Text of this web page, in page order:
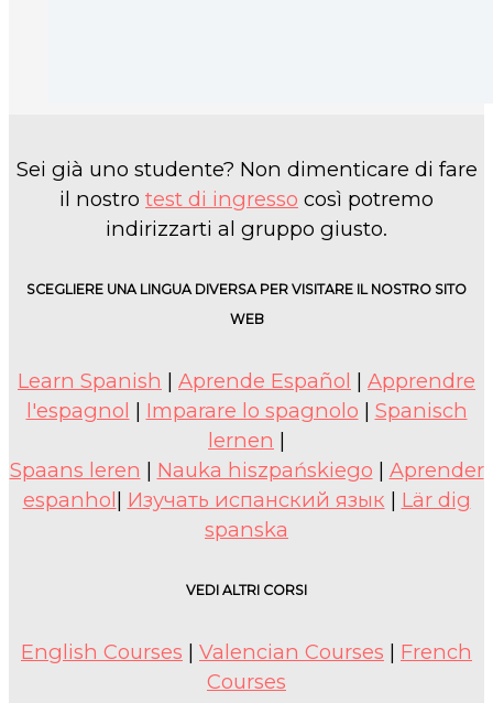
Sei già uno studente? Non dimenticare di fare
il nostro test di ingresso così potremo
indirizzarti al gruppo giusto.
SCEGLIERE UNA LINGUA DIVERSA PER VISITARE IL NOSTRO SITO
WEB
Learn Spanish | Aprende Español | Apprendre
l'espagnol | Imparare lo spagnolo | Spanisch
lernen |
Spaans leren | Nauka hiszpańskiego | Aprender
espanhol| Изучать испанский язык | Lär dig
spanska
VEDI ALTRI CORSI
English Courses | Valencian Courses | French
Courses